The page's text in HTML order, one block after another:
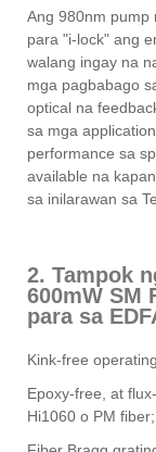
Ang 980nm pump
para "i-lock" ang
walang ingay na
mga pagbabago
optical na
sa mga
performance sa
available na
sa inilarawan sa
2. Tampok
600mW SM
para sa
Kink-free
Epoxy-free, at
Hi1060 o PM fiber;